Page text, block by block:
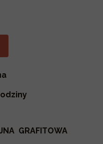
GRAFITOWA